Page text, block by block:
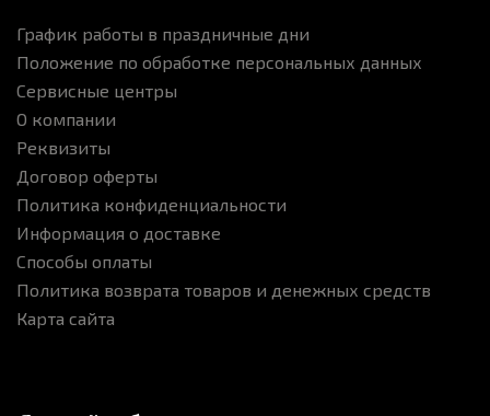
График работы в праздничные дни
Положение по обработке персональных данных
Сервисные центры
О компании
Реквизиты
Договор оферты
Политика конфиденциальности
Информация о доставке
Способы оплаты
Политика возврата товаров и денежных средств
Карта сайта